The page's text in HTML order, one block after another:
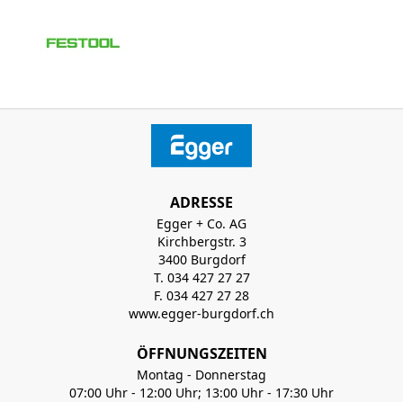
ADRESSE
Egger + Co. AG
Kirchbergstr. 3
3400 Burgdorf
T. 034 427 27 27
F. 034 427 27 28
www.egger-burgdorf.ch
ÖFFNUNGSZEITEN
Montag - Donnerstag
07:00 Uhr - 12:00 Uhr; 13:00 Uhr - 17:30 Uhr